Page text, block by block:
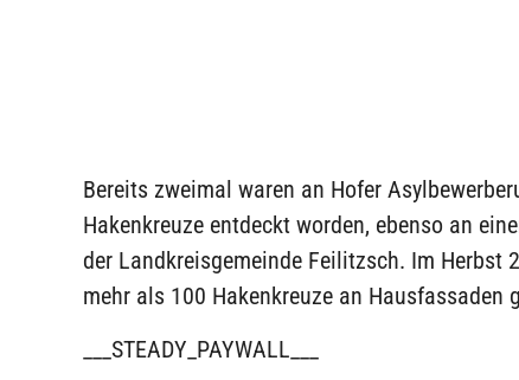
Bereits zweimal waren an Hofer
Hakenkreuze entdeckt worden, ebenso an
der Landkreisgemeinde Feilitzsch. Im Herbst
mehr als 100 Hakenkreuze an Hausfassaden
___STEADY_PAYWALL___